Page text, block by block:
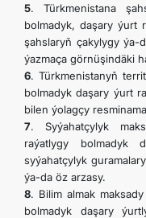
5. Türkmenistana
bolmadyk, daşary ýurt
şahslaryň çakylygy ýa-
ýazmaça görnüşindäki
6. Türkmenistanyň
bolmadyk daşary ýurt
bilen ýolagçy
7. Syýahatçylyk
raýatlygy bolmadyk
syýahatçylyk
ýa-da öz arzasy.
8. Bilim almak
bolmadyk daşary